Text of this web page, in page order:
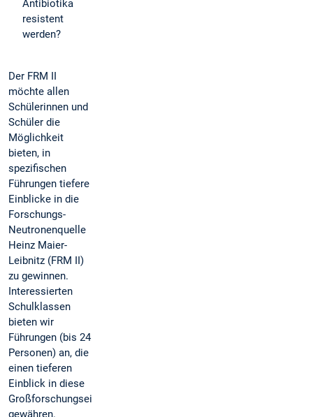
Antibiotika
resistent
werden?
Der FRM II
möchte allen
Schülerinnen und
Schüler die
Möglichkeit
bieten, in
spezifischen
Führungen tiefere
Einblicke in die
Forschungs-
Neutronenquelle
Heinz Maier-
Leibnitz (FRM II)
zu gewinnen.
Interessierten
Schulklassen
bieten wir
Führungen (bis 24
Personen) an, die
einen tieferen
Einblick in diese
Großforschungseinrichtung
gewähren.